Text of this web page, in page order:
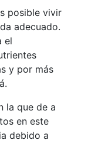
posible vivir
adecuado.
el
y por más
la que de a
en este
debido a